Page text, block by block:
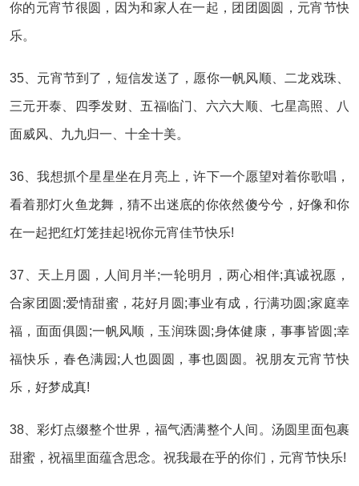
你的元宵节很圆，因为和家人在一起，团团圆圆，元宵节快
乐。
35、元宵节到了，短信发送了，愿你一帆风顺、二龙戏珠、
三元开泰、四季发财、五福临门、六六大顺、七星高照、八
面威风、九九归一、十全十美。
36、我想抓个星星坐在月亮上，许下一个愿望对着你歌唱，
看着那灯火鱼龙舞，猜不出迷底的你依然傻兮兮，好像和你
在一起把红灯笼挂起!祝你元宵佳节快乐!
37、天上月圆，人间月半;一轮明月，两心相伴;真诚祝愿，
合家团圆;爱情甜蜜，花好月圆;事业有成，行满功圆;家庭幸
福，面面俱圆;一帆风顺，玉润珠圆;身体健康，事事皆圆;幸
福快乐，春色满园;人也圆圆，事也圆圆。祝朋友元宵节快
乐，好梦成真!
38、彩灯点缀整个世界，福气洒满整个人间。汤圆里面包裹
甜蜜，祝福里面蕴含思念。祝我最在乎的你们，元宵节快乐!